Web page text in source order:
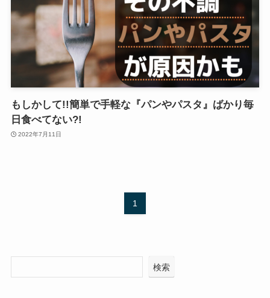
もしかして!!簡単で手軽な『パンやパスタ』ばかり毎
日食べてない?!
2022年7月11日
1
検索